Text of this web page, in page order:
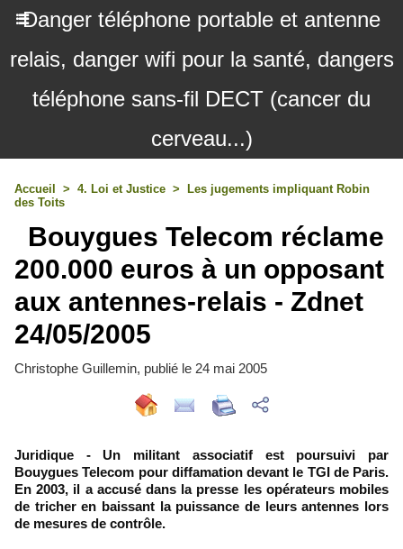
Danger téléphone portable et antenne
relais, danger wifi pour la santé, dangers
téléphone sans-fil DECT (cancer du
cerveau...)
Accueil > 4. Loi et Justice >
Les jugements impliquant Robin
des Toits
Bouygues Telecom réclame
200.000 euros à un opposant
aux antennes-relais - Zdnet
24/05/2005
Christophe Guillemin, publié le 24 mai 2005
Juridique - Un militant associatif est poursuivi par
Bouygues Telecom pour diffamation devant le TGI de Paris.
En 2003, il a accusé dans la presse les opérateurs mobiles
de tricher en baissant la puissance de leurs antennes lors
de mesures de contrôle.